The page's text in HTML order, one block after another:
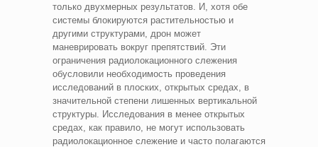
только двухмерных результатов. И, хотя обе
системы блокируются растительностью и
другими структурами, дрон может
маневрировать вокруг препятствий. Эти
ограничения радиолокационного слежения
обусловили необходимость проведения
исследований в плоских, открытых средах, в
значительной степени лишенных вертикальной
структуры. Исследования в менее открытых
средах, как правило, не могут использовать
радиолокационное слежение и часто полагаются